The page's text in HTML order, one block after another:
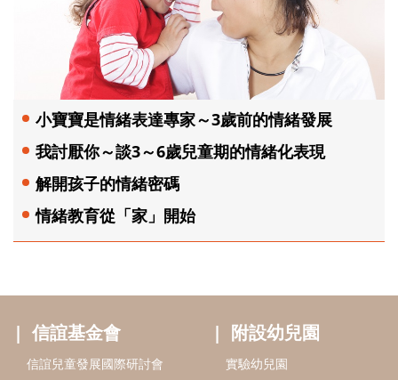
小寶寶是情緒表達專家～3歲前的情緒發展
我討厭你～談3～6歲兒童期的情緒化表現
解開孩子的情緒密碼
情緒教育從「家」開始
信誼基金會
信誼兒童發展國際研討會
附設幼兒園
實驗幼兒園